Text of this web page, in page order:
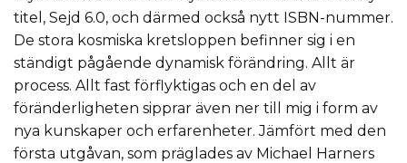
titel, Sejd 6.0, och därmed också nytt ISBN-nummer.
De stora kosmiska kretsloppen befinner sig i en
ständigt pågående dynamisk förändring. Allt är
process. Allt fast förflyktigas och en del av
föränderligheten sipprar även ner till mig i form av
nya kunskaper och erfarenheter. Jämfört med den
första utgåvan, som präglades av Michael Harners